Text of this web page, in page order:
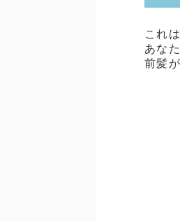
これ
あな
前髪